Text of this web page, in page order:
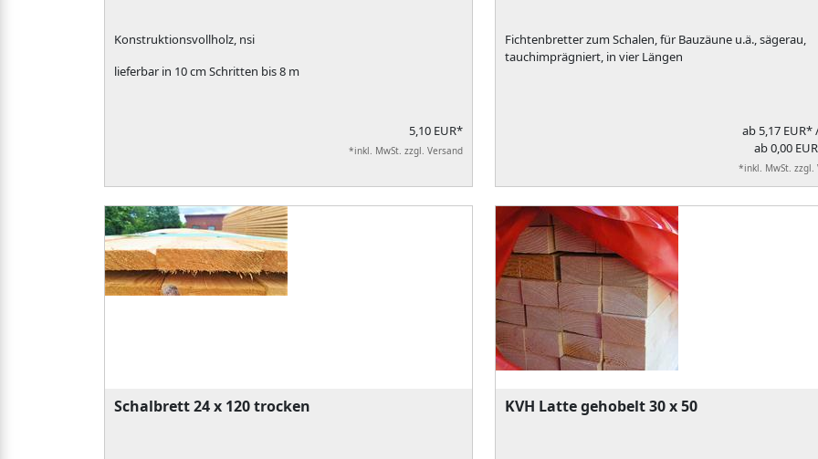
Konstruktionsvollholz, nsi
lieferbar in 10 cm Schritten bis 8 m
5,10 EUR*
*inkl. MwSt. zzgl. Versand
Fichtenbretter zum Schalen, für Bauzäune u.ä., sägerau,
tauchimprägniert, in vier Längen
ab 5,17 EUR*
ab 0,00
*inkl. MwSt. zzgl.
Schalbrett 24 x 120 trocken KVH Latte gehobelt 30 x 50